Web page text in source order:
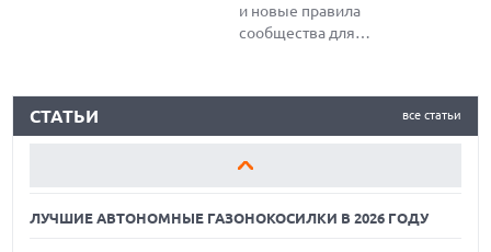
и новые правила
сообщества для
фоне судебных исков от
музыкальных гигантов.все статьи
СТАТЬИ
КАК БЕЗОПАСНО КУПИТЬ Б/У СМАРТФОН
ЛУЧШИЕ АВТОНОМНЫЕ ГАЗОНОКОСИЛКИ В 2026 ГОДУ